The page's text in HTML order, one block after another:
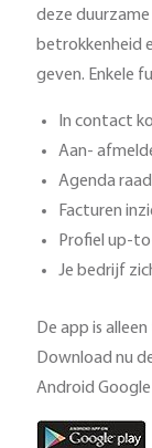
deze
betrokkenheid
geven. Enkele
In contact
Aan-
Agenda
Facturen
Profiel up-
Je bedrijf
De app is
Download nu
Android